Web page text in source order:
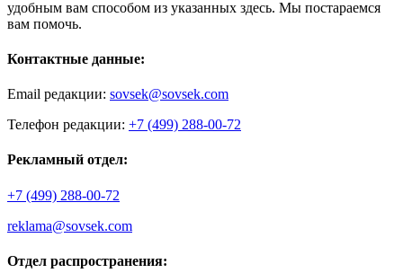
удобным вам способом из указанных здесь. Мы постараемся
вам помочь.
Контактные данные:
Email редакции: sovsek@sovsek.com
Телефон редакции: +7 (499) 288-00-72
Рекламный отдел:
+7 (499) 288-00-72
reklama@sovsek.com
Отдел распространения: